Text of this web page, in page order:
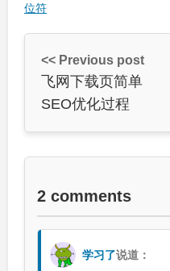
位符
<< Previous post
飞网下载页简单
SEO优化过程
2 comments
学习了说道：